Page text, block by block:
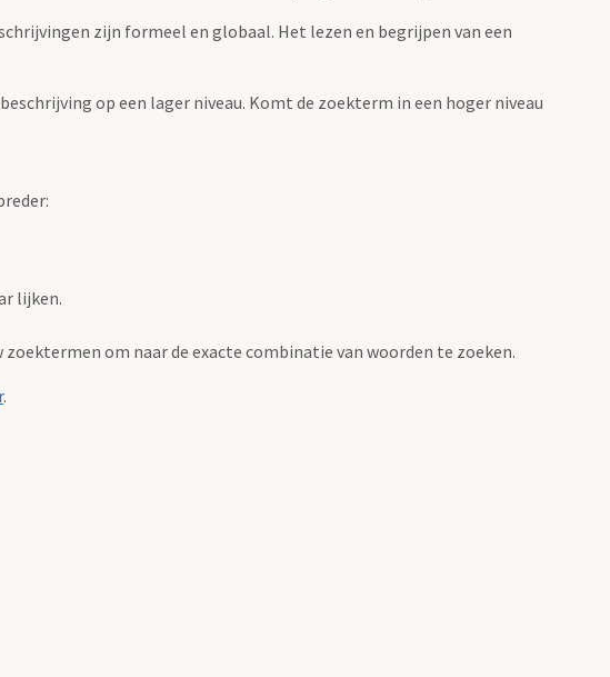
zijn formeel en globaal. Het lezen en begrijpen van een
op een lager niveau. Komt de zoekterm in een hoger niveau
lijken.
zoektermen om naar de exacte combinatie van woorden te zoeken.
.